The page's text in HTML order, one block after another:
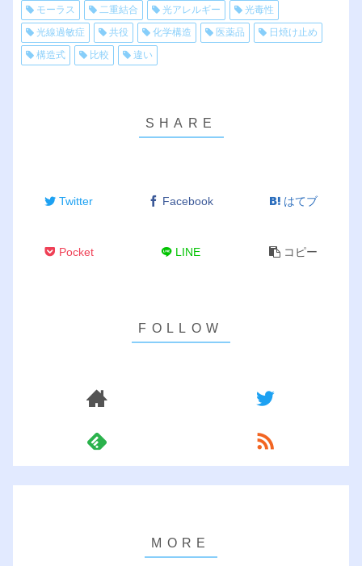
モーラス
二重結合 光アレルギー
光毒性
光線過敏症
共役 化学構造 医薬品
日焼け止め
構造式
比較 違い
Twitter Facebook はてブ
Pocket LINE コピー